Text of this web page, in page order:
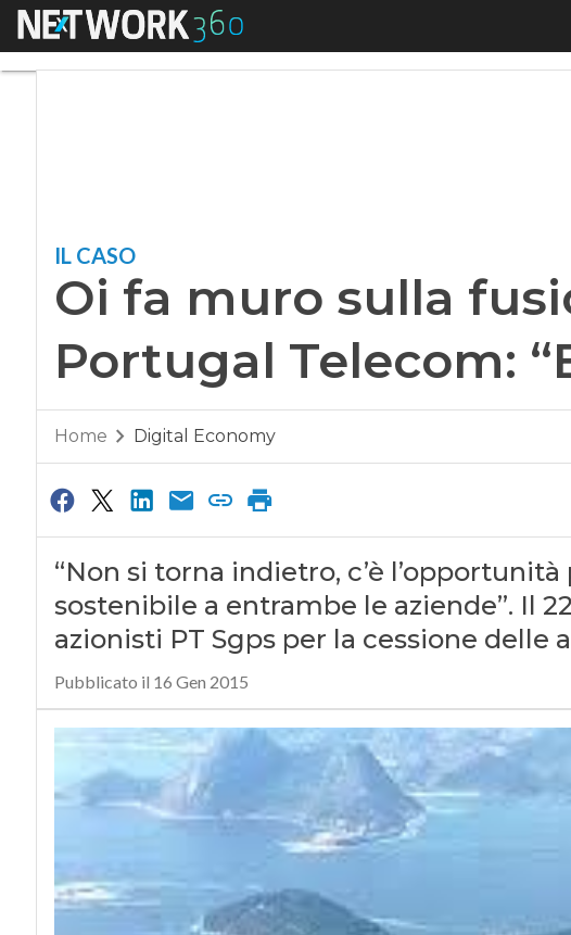
Menu
IL CASO
Oi fa muro sulla
Portugal Telecom:
Home Digital Economy
“Non si torna indietro, c’è
sostenibile a entrambe le aziende”. Il
azionisti PT Sgps per la cessione
Pubblicato il 16 Gen 2015